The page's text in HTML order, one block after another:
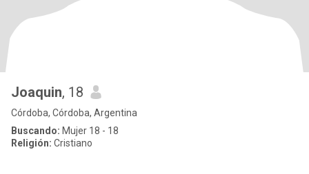
Joaquin, 18
Córdoba, Córdoba, Argentina
Buscando: Mujer 18 - 18
Religión: Cristiano